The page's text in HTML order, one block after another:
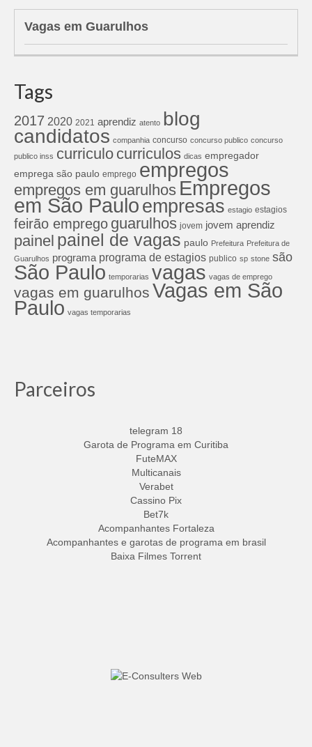
Vagas em Guarulhos
Tags
2017 2020 2021 aprendiz atento blog
candidatos companhia concurso concurso publico concurso
publico inss curriculo curriculos dicas empregador
emprega são paulo emprego empregos
empregos em guarulhos Empregos
em São Pauloempresas estagio estagios
feirão emprego guarulhos jovem jovem aprendiz
painel painel de vagas paulo Prefeitura Prefeitura de
Guarulhos programa programa de estagios publico sp stone são
São Paulo temporarias vagas vagas de emprego
vagas em guarulhos Vagas em São
Paulo vagas temporarias
Parceiros
telegram 18
Garota de Programa em Curitiba
FuteMAX
Multicanais
Verabet
Cassino Pix
Bet7k
Acompanhantes Fortaleza
Acompanhantes e garotas de programa em brasil
Baixa Filmes Torrent